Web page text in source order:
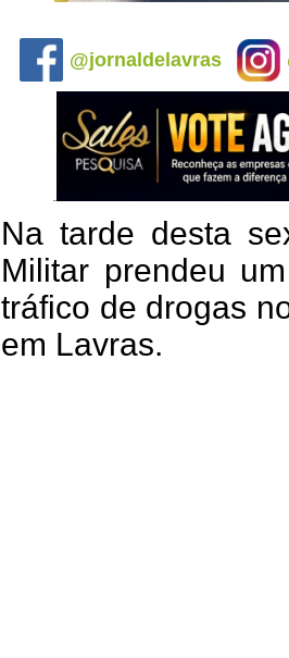
@jornaldelavras
Na tarde desta
Militar prendeu
tráfico de drogas
em Lavras.